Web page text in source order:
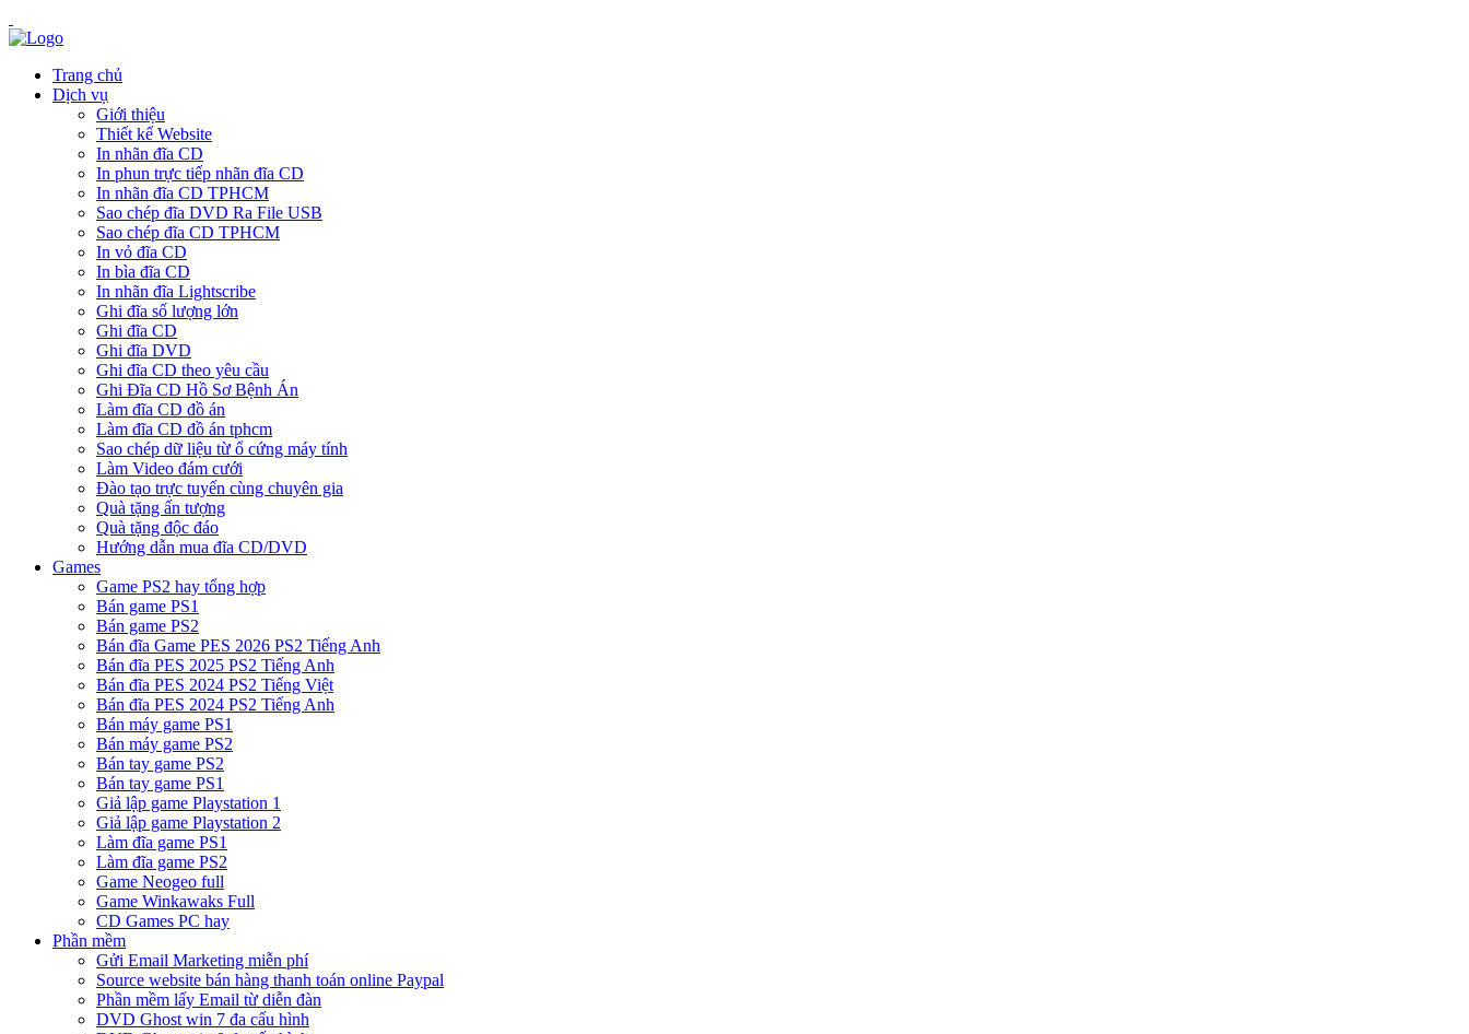
Trang chủ
Dịch vụ
Giới thiệu
Thiết kế Website
In nhãn đĩa CD
In phun trực tiếp nhãn đĩa CD
In nhãn đĩa CD TPHCM
Sao chép đĩa DVD Ra File USB
Sao chép đĩa CD TPHCM
In vỏ đĩa CD
In bìa đĩa CD
In nhãn đĩa Lightscribe
Ghi đĩa số lượng lớn
Ghi đĩa CD
Ghi đĩa DVD
Ghi đĩa CD theo yêu cầu
Ghi Đĩa CD Hồ Sơ Bệnh Án
Làm đĩa CD đồ án
Làm đĩa CD đồ án tphcm
Sao chép dữ liệu từ ổ cứng máy tính
Làm Video đám cưới
Đào tạo trực tuyến cùng chuyên gia
Quà tặng ấn tượng
Quà tặng độc đáo
Hướng dẫn mua đĩa CD/DVD
Games
Game PS2 hay tổng hợp
Bán game PS1
Bán game PS2
Bán đĩa Game PES 2026 PS2 Tiếng Anh
Bán đĩa PES 2025 PS2 Tiếng Anh
Bán đĩa PES 2024 PS2 Tiếng Việt
Bán đĩa PES 2024 PS2 Tiếng Anh
Bán máy game PS1
Bán máy game PS2
Bán tay game PS2
Bán tay game PS1
Giả lập game Playstation 1
Giả lập game Playstation 2
Làm đĩa game PS1
Làm đĩa game PS2
Game Neogeo full
Game Winkawaks Full
CD Games PC hay
Phần mềm
Gửi Email Marketing miễn phí
Source website bán hàng thanh toán online Paypal
Phần mềm lấy Email từ diễn đàn
DVD Ghost win 7 đa cấu hình